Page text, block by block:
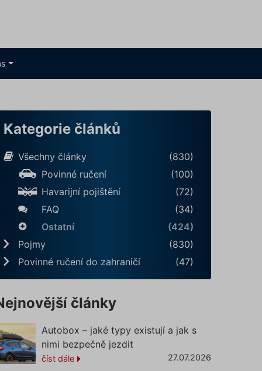
Kategorie článků
Všechny články
(830)
Povinné ručení
(100)
Havarijní pojištění
(72)
FAQ
(34)
Ostatní
(424)
Pojmy
(830)
Povinné ručení do zahraničí
(47)
články
Autobox – jaké typy existují a jak s
nimi bezpečně jezdit
číst dále 27.07.2026